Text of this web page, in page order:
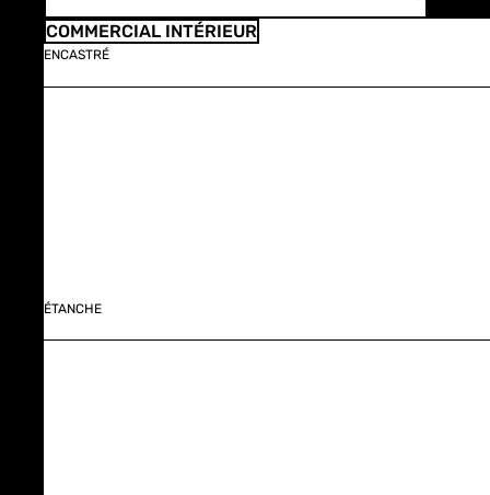
COMMERCIAL INTÉRIEUR
ENCASTRÉ
ÉTANCHE